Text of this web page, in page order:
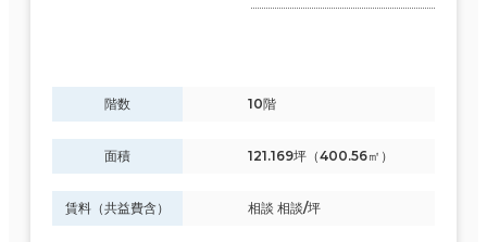
階数 10階
面積 121.169坪（400.56㎡）
賃料（共益費含） 相談 相談/坪